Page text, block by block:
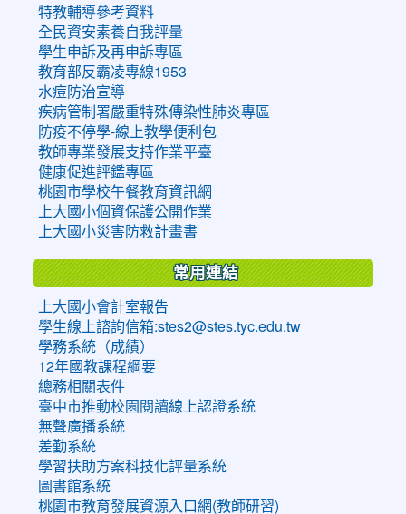
特教輔導參考資料
全民資安素養自我評量
學生申訴及再申訴專區
教育部反霸凌專線1953
水痘防治宣導
疾病管制署嚴重特殊傳染性肺炎專區
防疫不停學-線上教學便利包
教師專業發展支持作業平臺
健康促進評鑑專區
桃園市學校午餐教育資訊網
上大國小個資保護公開作業
上大國小災害防救計畫書
常用連結
上大國小會計室報告
學生線上諮詢信箱:stes2@stes.tyc.edu.tw
學務系統（成績）
12年國教課程綱要
總務相關表件
臺中市推動校園閱讀線上認證系統
無聲廣播系統
差勤系統
學習扶助方案科技化評量系統
圖書館系統
桃園市教育發展資源入口網(教師研習)